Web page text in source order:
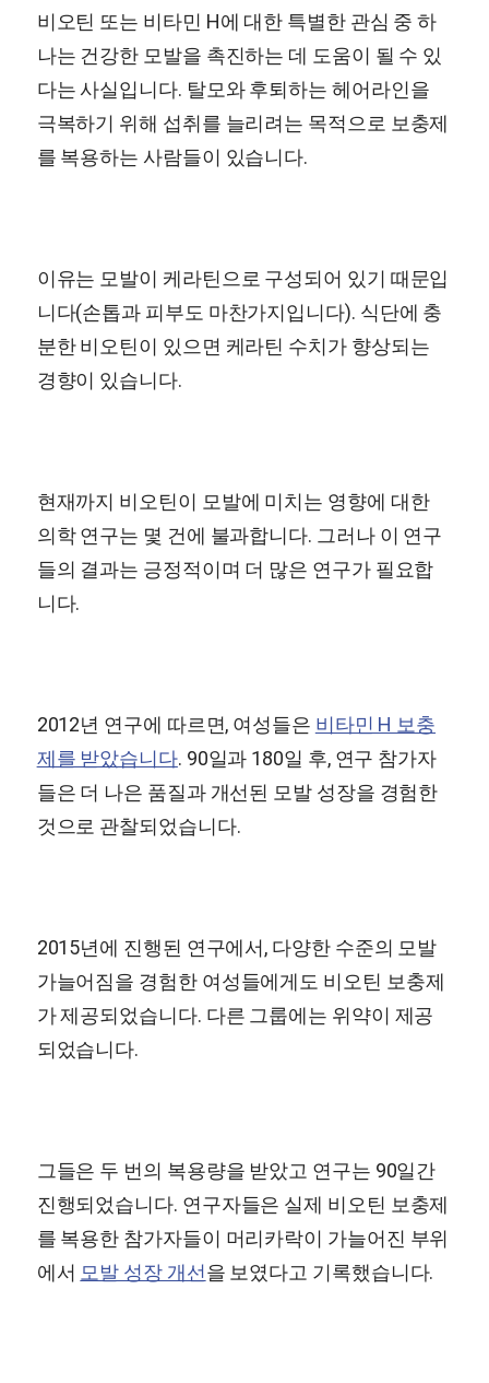
비오틴 또는 비타민 H에 대한 특별한 관심 중 하
나는 건강한 모발을 촉진하는 데 도움이 될 수 있
다는 사실입니다. 탈모와 후퇴하는 헤어라인을
극복하기 위해 섭취를 늘리려는 목적으로 보충제
를 복용하는 사람들이 있습니다.
이유는 모발이 케라틴으로 구성되어 있기 때문입
니다(손톱과 피부도 마찬가지입니다). 식단에 충
분한 비오틴이 있으면 케라틴 수치가 향상되는
경향이 있습니다.
현재까지 비오틴이 모발에 미치는 영향에 대한
의학 연구는 몇 건에 불과합니다. 그러나 이 연구
들의 결과는 긍정적이며 더 많은 연구가 필요합
니다.
2012년 연구에 따르면, 여성들은 비타민 H 보충
제를 받았습니다. 90일과 180일 후, 연구 참가자
들은 더 나은 품질과 개선된 모발 성장을 경험한
것으로 관찰되었습니다.
2015년에 진행된 연구에서, 다양한 수준의 모발
가늘어짐을 경험한 여성들에게도 비오틴 보충제
가 제공되었습니다. 다른 그룹에는 위약이 제공
되었습니다.
그들은 두 번의 복용량을 받았고 연구는 90일간
진행되었습니다. 연구자들은 실제 비오틴 보충제
를 복용한 참가자들이 머리카락이 가늘어진 부위
에서 모발 성장 개선을 보였다고 기록했습니다.